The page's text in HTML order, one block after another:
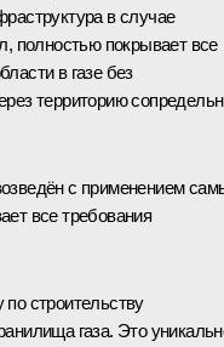
в случае
полностью покрывает все
в газе без
территорию
с применением
все требования
строительству
газа. Это